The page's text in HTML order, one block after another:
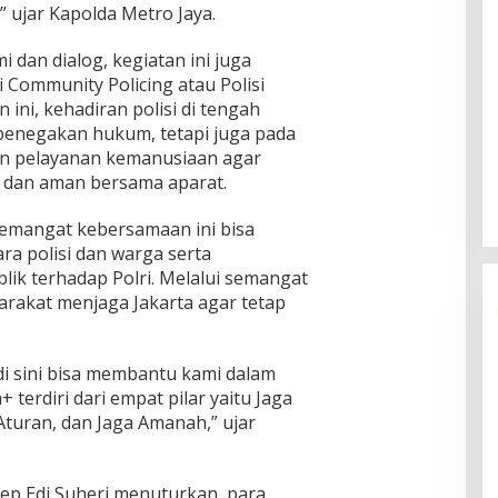
ujar Kapolda Metro Jaya.
dan dialog, kegiatan ini juga
Policing atau Polisi
ini, kehadiran polisi di tengah
hukum, tetapi juga pada
pelayanan kemanusiaan agar
aman bersama aparat.
kebersamaan ini bisa
polisi dan warga serta
terhadap Polri. Melalui semangat
menjaga Jakarta agar tetap
sini bisa membantu kami dalam
terdiri dari empat pilar yaitu Jaga
dan Jaga Amanah,” ujar
Ingklut Penjelasan Agus Flores
Soal Kinerja Polri Di Hari
Bhayangkara ke 76
Di Politik, Polri